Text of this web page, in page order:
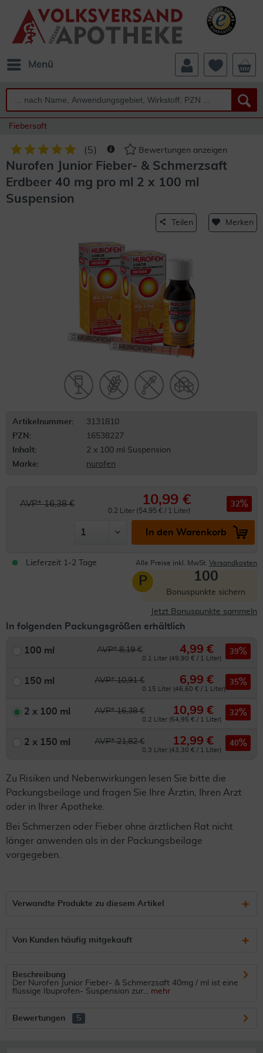
Menü
Fiebersaft
(5) Bewertungen anzeigen
Nurofen Junior Fieber- & Schmerzsaft
Erdbeer 40 mg pro ml 2 x 100 ml
Suspension
Teilen Merken
Artikelnummer:
3131810
PZN:
16538227
Inhalt:
2 x 100 ml Suspension
Marke:
nurofen
AVP* 16,38 € 10,99 €
0.2 Liter (54,95 € / 1 Liter)
32
In den Warenkorb
Lieferzeit 1-2 Tage Alle Preise inkl. MwSt. Versandkosten
P 100
Bonuspunkte sichern
Jetzt Bonuspunkte sammeln
In folgenden Packungsgrößen erhältlich
100 ml AVP* 8,19 € 4,99 €
0.1 Liter (49,90 € / 1 Liter)
39
150 ml AVP* 10,91 € 6,99 €
0.15 Liter (46,60 € / 1 Liter)
35
2 x 100 ml AVP* 16,38 € 10,99 €
0.2 Liter (54,95 € / 1 Liter)
32
2 x 150 ml AVP* 21,82 € 12,99 €
0.3 Liter (43,30 € / 1 Liter)
40
Zu Risiken und Nebenwirkungen lesen Sie bitte die
Packungsbeilage und fragen Sie Ihre Ärztin, Ihren Arzt
oder in Ihrer Apotheke.
Bei Schmerzen oder Fieber ohne ärztlichen Rat nicht
länger anwenden als in der Packungsbeilage
vorgegeben.
Verwandte Produkte zu diesem Artikel
Von Kunden häufig mitgekauft
Beschreibung
Der Nurofen Junior Fieber- & Schmerzsaft 40mg / ml ist eine
flüssige Ibuprofen- Suspension zur... mehr
Bewertungen 5